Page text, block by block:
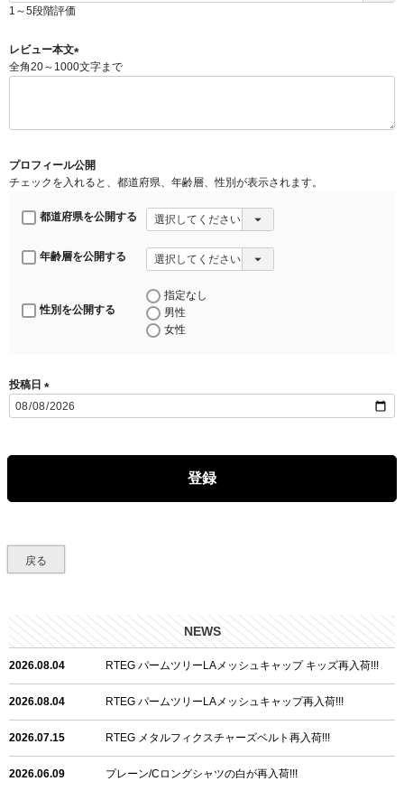
必
)
1～5段階評価
レビュー本文
(
全角20～1000文字まで
プロフィール公開
チェックを入れると、都道府県、年齢層、性別が表示されます。
都道府県を公開する
年齢層を公開する
性別を公開する
指定なし
男性
女性
投稿日
(
)
登録
戻る
NEWS
2026.08.04 RTEG パームツリーLAメッシュキャップ キッズ再入荷!!!
2026.08.04 RTEG パームツリーLAメッシュキャップ再入荷!!!
2026.07.15 RTEG メタルフィクスチャーズベルト再入荷!!!
2026.06.09 プレーン/Cロングシャツの白が再入荷!!!